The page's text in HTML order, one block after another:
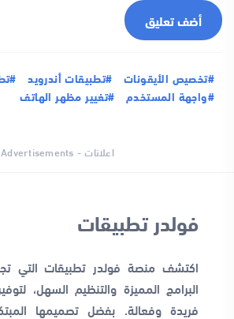
أضف تعليق
#تخصيص الأيقونات #تطبيقات أندرويد
#واجهة المستخدم
#تغيير مظهر الهاتف
اعلانات - Advertisements
فولدر تطبيقات
اكتشف منصة فولدر تطبيقات التي
البرامج المميزة والتنظيم السهل،
فريدة وفعالة. بفضل تصميمها